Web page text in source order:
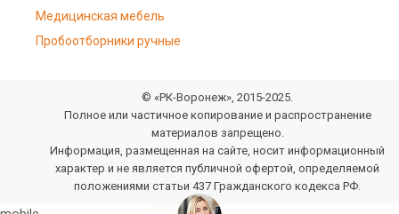
Медицинская мебель
Пробоотборники ручные
© «РК-Воронеж», 2015-2025.
Полное или частичное копирование и распространение
материалов запрещено.
Информация, размещенная на сайте, носит информационный
характер и не является публичной офертой, определяемой
положениями статьи 437 Гражданского кодекса РФ.